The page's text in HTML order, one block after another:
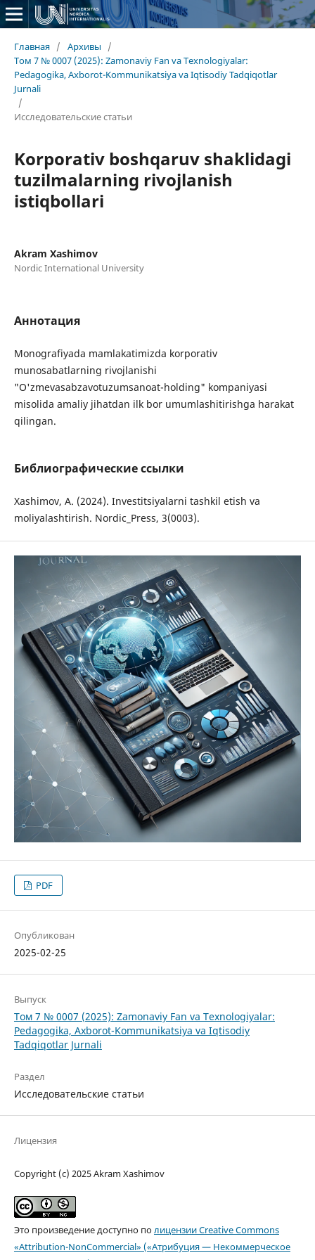
Главная / Архивы
/
Том 7 № 0007 (2025): Zamonaviy Fan va Texnologiyalar:
Pedagogika, Axborot-Kommunikatsiya va Iqtisodiy Tadqiqotlar
Jurnali
/
Исследовательские статьи
Korporativ boshqaruv shaklidagi
tuzilmalarning rivojlanish
istiqbollari
Akram Xashimov
Nordic International University
Аннотация
Monografiyada mamlakatimizda korporativ
munosabatlarning rivojlanishi
"O'zmevasabzavotuzumsanoat-holding" kompaniyasi
misolida amaliy jihatdan ilk bor umumlashitirishga harakat
qilingan.
Библиографические ссылки
Xashimov, A. (2024). Investitsiyalarni tashkil etish va
moliyalashtirish. Nordic_Press, 3(0003).
PDF
Опубликован
2025-02-25
Выпуск
Том 7 № 0007 (2025): Zamonaviy Fan va Texnologiyalar:
Pedagogika, Axborot-Kommunikatsiya va Iqtisodiy
Tadqiqotlar Jurnali
Раздел
Исследовательские статьи
Лицензия
Copyright (c) 2025 Akram Xashimov
Это произведение доступно полицензии Creative Commons
«Attribution-NonCommercial» («Атрибуция — Некоммерческое